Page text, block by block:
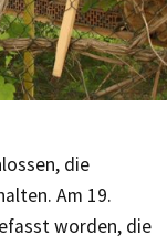
die
Am 19.
worden, die